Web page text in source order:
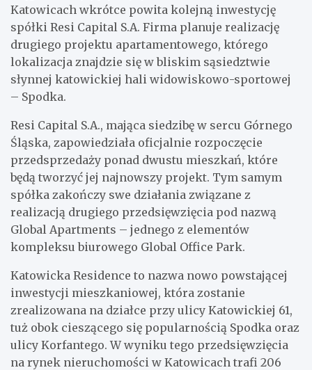
Katowicach wkrótce powita kolejną inwestycję
spółki Resi Capital S.A. Firma planuje realizację
drugiego projektu apartamentowego, którego
lokalizacja znajdzie się w bliskim sąsiedztwie
słynnej katowickiej hali widowiskowo-sportowej
– Spodka.
Resi Capital S.A., mająca siedzibę w sercu Górnego
Śląska, zapowiedziała oficjalnie rozpoczęcie
przedsprzedaży ponad dwustu mieszkań, które
będą tworzyć jej najnowszy projekt. Tym samym
spółka zakończy swe działania związane z
realizacją drugiego przedsięwzięcia pod nazwą
Global Apartments – jednego z elementów
kompleksu biurowego Global Office Park.
Katowicka Residence to nazwa nowo powstającej
inwestycji mieszkaniowej, która zostanie
zrealizowana na działce przy ulicy Katowickiej 61,
tuż obok cieszącego się popularnością Spodka oraz
ulicy Korfantego. W wyniku tego przedsięwzięcia
na rynek nieruchomości w Katowicach trafi 206